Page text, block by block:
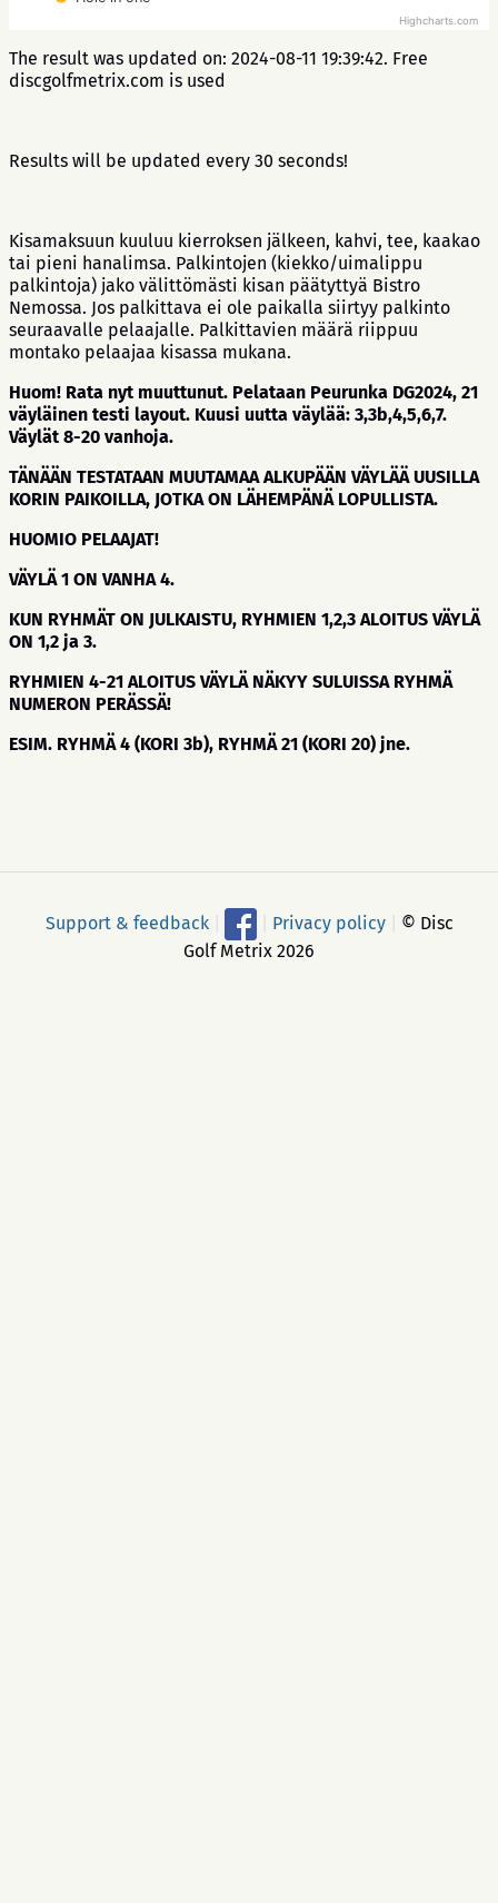
Highcharts.com
The result was updated on: 2024-08-11 19:39:42. Free
discgolfmetrix.com is used
Results will be updated every 30 seconds!
Kisamaksuun kuuluu kierroksen jälkeen, kahvi, tee, kaakao
tai pieni hanalimsa. Palkintojen (kiekko/uimalippu
palkintoja) jako välittömästi kisan päätyttyä Bistro
Nemossa. Jos palkittava ei ole paikalla siirtyy palkinto
seuraavalle pelaajalle. Palkittavien määrä riippuu
montako pelaajaa kisassa mukana.
Huom! Rata nyt muuttunut. Pelataan Peurunka DG2024, 21
väyläinen testi layout. Kuusi uutta väylää: 3,3b,4,5,6,7.
Väylät 8-20 vanhoja.
TÄNÄÄN TESTATAAN MUUTAMAA ALKUPÄÄN VÄYLÄÄ UUSILLA
KORIN PAIKOILLA, JOTKA ON LÄHEMPÄNÄ LOPULLISTA.
HUOMIO PELAAJAT!
VÄYLÄ 1 ON VANHA 4.
KUN RYHMÄT ON JULKAISTU, RYHMIEN 1,2,3 ALOITUS VÄYLÄ
ON 1,2 ja 3.
RYHMIEN 4-21 ALOITUS VÄYLÄ NÄKYY SULUISSA RYHMÄ
NUMERON PERÄSSÄ!
ESIM. RYHMÄ 4 (KORI 3b), RYHMÄ 21 (KORI 20) jne.
Support & feedback Privacy policy
© Disc
Golf Metrix 2026